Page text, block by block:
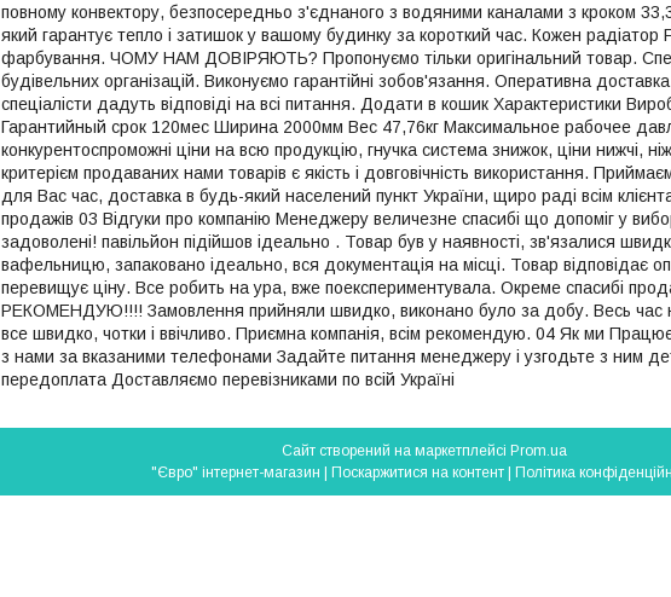
повному конвектору, безпосередньо з'єднаного з водяними каналами з кроком
який гарантує тепло і затишок у вашому будинку за короткий час. Кожен
фарбування. ЧОМУ НАМ ДОВІРЯЮТЬ? Пропонуємо тільки оригінальний товар.
будівельних організацій. Виконуємо гарантійні зобов'язання. Оперативна
спеціалісти дадуть відповіді на всі питання. Додати в кошик Характеристики
Гарантийный срок 120мес Ширина 2000мм Вес 47,76кг Максимальное рабочее
конкурентоспроможні ціни на всю продукцію, гнучка система знижок, ціни нижчі,
критерієм продаваних нами товарів є якість і довговічність використання.
для Вас час, доставка в будь-який населений пункт України, щиро раді всім
продажів 03 Відгуки про компанію Менеджеру величезне спасибі що допоміг у
задоволені! павільйон підійшов ідеально . Товар був у наявності, зв'язалися
вафельницю, запаковано ідеально, вся документація на місці. Товар відповідає
перевищує ціну. Все робить на ура, вже поекспериментувала. Окреме спасибі
РЕКОМЕНДУЮ!!!! Замовлення прийняли швидко, виконано було за добу. Весь час
все швидко, чотки і ввічливо. Приємна компанія, всім рекомендую. 04 Як ми
з нами за вказаними телефонами Задайте питання менеджеру і узгодьте з ним
передоплата Доставляємо перевізниками по всій Україні
Сайт створений на маркетплейсі Prom.ua
"Євро" інтернет-магазин | Поскаржитися на контент | Політика